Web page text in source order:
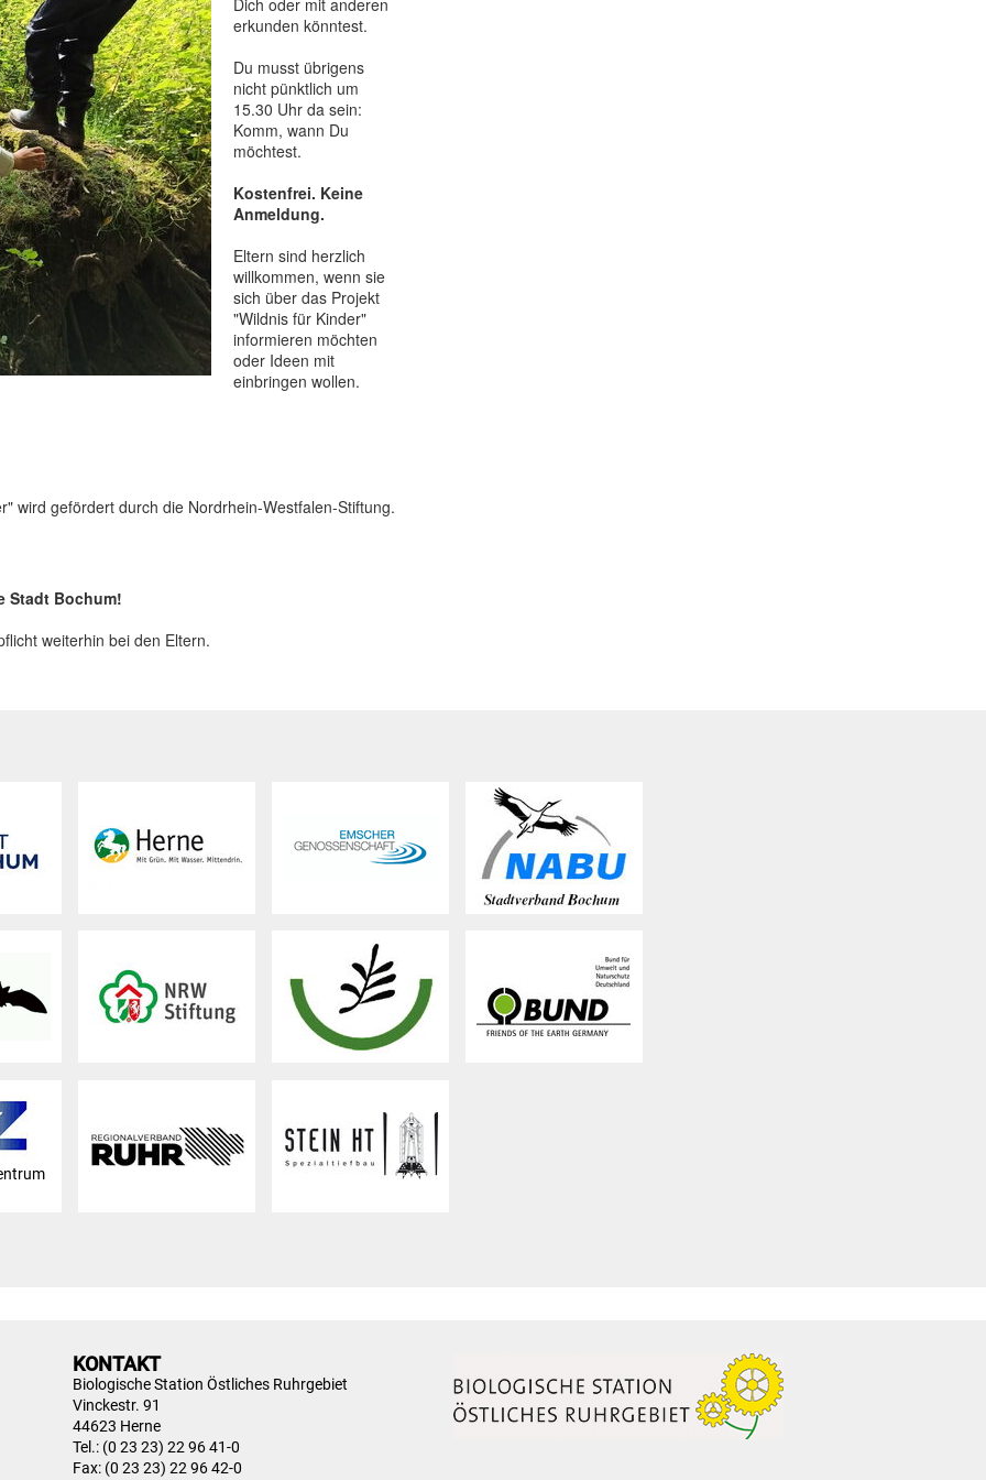
Dich oder mit anderen
erkunden könntest.
Du musst übrigens
nicht pünktlich um
15.30 Uhr da sein:
Komm, wann Du
möchtest.
Kostenfrei. Keine
Anmeldung.
Eltern sind herzlich
willkommen, wenn sie
sich über das Projekt
"Wildnis für Kinder"
informieren möchten
oder Ideen mit
einbringen wollen.
wird gefördert durch die Nordrhein-Westfalen-Stiftung.
Stadt Bochum!
weiterhin bei den Eltern.
KONTAKT
Biologische Station Östliches Ruhrgebiet
Vinckestr. 91
44623 Herne
Tel.: (0 23 23) 22 96 41-0
Fax: (0 23 23) 22 96 42-0